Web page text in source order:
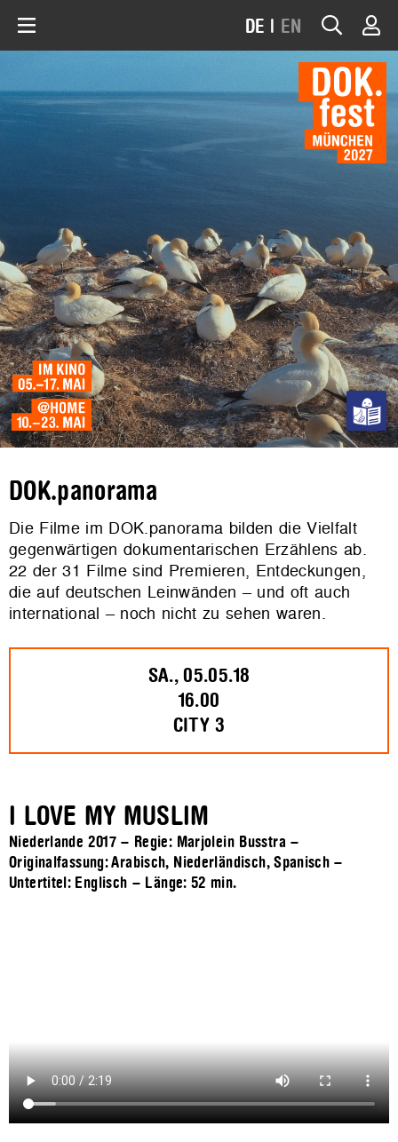
DE | EN
DOK.panorama
Die Filme im DOK.panorama bilden die Vielfalt
gegenwärtigen dokumentarischen Erzählens ab.
22 der 31 Filme sind Premieren, Entdeckungen,
die auf deutschen Leinwänden – und oft auch
international – noch nicht zu sehen waren.
SA., 05.05.18
16.00
CITY 3
I LOVE MY MUSLIM
Niederlande 2017 – Regie: Marjolein Busstra –
Originalfassung: Arabisch, Niederländisch, Spanisch –
Untertitel: Englisch – Länge:52 min.